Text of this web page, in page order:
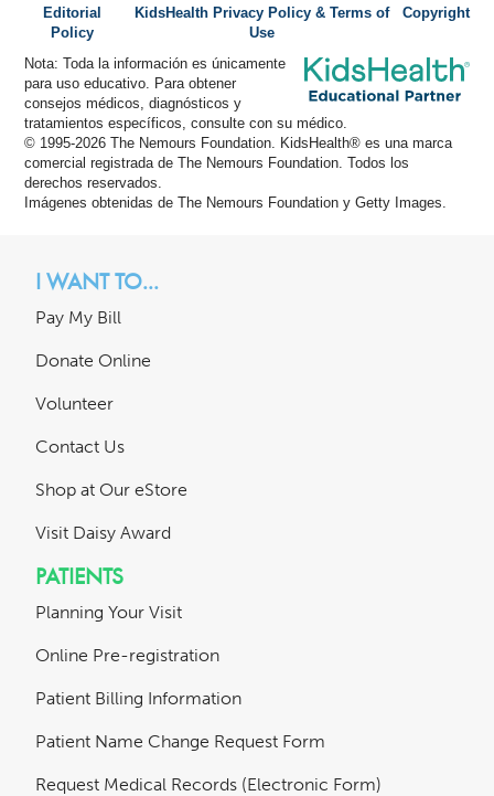
Editorial
Policy
KidsHealth Privacy Policy & Terms of
Use
Copyright
Nota: Toda la información es únicamente
para uso educativo. Para obtener
consejos médicos, diagnósticos y
tratamientos específicos, consulte con su médico.
© 1995-2026 The Nemours Foundation. KidsHealth® es una marca
comercial registrada de The Nemours Foundation. Todos los
derechos reservados.
Imágenes obtenidas de The Nemours Foundation y Getty Images.
I WANT TO...
Pay My Bill
Donate Online
Volunteer
Contact Us
Shop at Our eStore
Visit Daisy Award
PATIENTS
Planning Your Visit
Online Pre-registration
Patient Billing Information
Patient Name Change Request Form
Request Medical Records (Electronic Form)